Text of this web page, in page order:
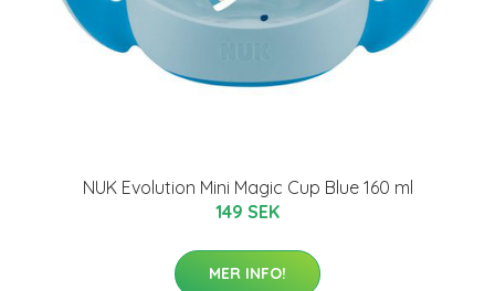
NUK Evolution Mini Magic Cup Blue 160 ml
149 SEK
MER INFO!